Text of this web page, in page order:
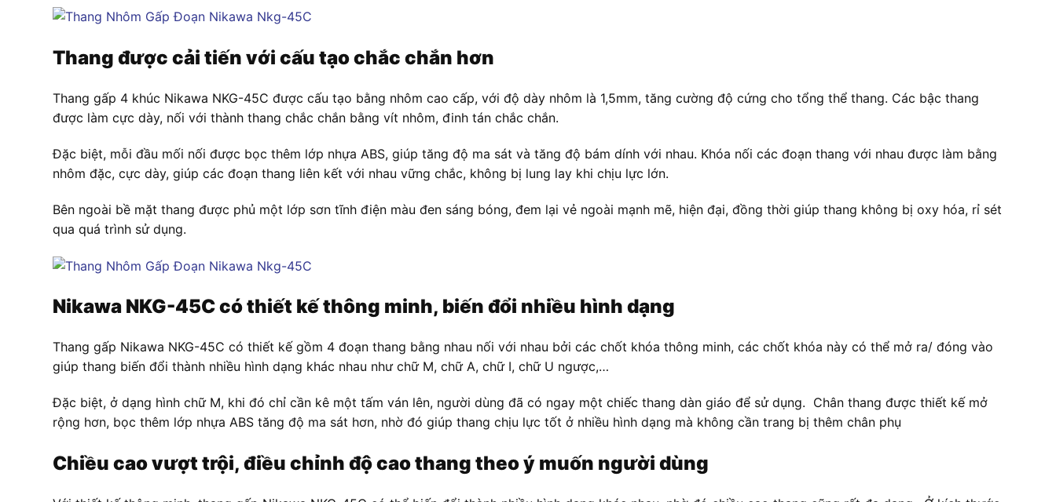
Thang được cải tiến với cấu tạo chắc chắn hơn
Thang gấp 4 khúc Nikawa NKG-45C được cấu tạo bằng nhôm cao cấp, với độ dày nhôm là 1,5mm, tăng cường độ cứng cho tổng thể thang. Các bậc thang
được làm cực dày, nối với thành thang chắc chắn bằng vít nhôm, đinh tán chắc chắn.
Đặc biệt, mỗi đầu mối nối được bọc thêm lớp nhựa ABS, giúp tăng độ ma sát và tăng độ bám dính với nhau. Khóa nối các đoạn thang với nhau được làm bằng
nhôm đặc, cực dày, giúp các đoạn thang liên kết với nhau vững chắc, không bị lung lay khi chịu lực lớn.
Bên ngoài bề mặt thang được phủ một lớp sơn tĩnh điện màu đen sáng bóng, đem lại vẻ ngoài mạnh mẽ, hiện đại, đồng thời giúp thang không bị oxy hóa, rỉ sét
qua quá trình sử dụng.
Nikawa NKG-45C có thiết kế thông minh, biến đổi nhiều hình dạng
Thang gấp Nikawa NKG-45C có thiết kế gồm 4 đoạn thang bằng nhau nối với nhau bởi các chốt khóa thông minh, các chốt khóa này có thể mở ra/ đóng vào
giúp thang biến đổi thành nhiều hình dạng khác nhau như chữ M, chữ A, chữ I, chữ U ngược,…
Đặc biệt, ở dạng hình chữ M, khi đó chỉ cần kê một tấm ván lên, người dùng đã có ngay một chiếc thang dàn giáo để sử dụng. Chân thang được thiết kế mở
rộng hơn, bọc thêm lớp nhựa ABS tăng độ ma sát hơn, nhờ đó giúp thang chịu lực tốt ở nhiều hình dạng mà không cần trang bị thêm chân phụ
Chiều cao vượt trội, điều chỉnh độ cao thang theo ý muốn người dùng